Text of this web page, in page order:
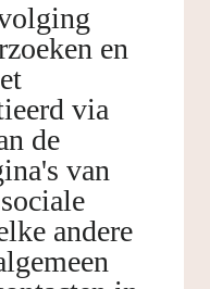
en
via
de
van
andere